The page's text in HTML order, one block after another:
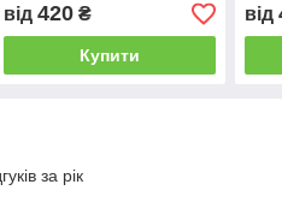
від 420₴
Купити
від
за рік